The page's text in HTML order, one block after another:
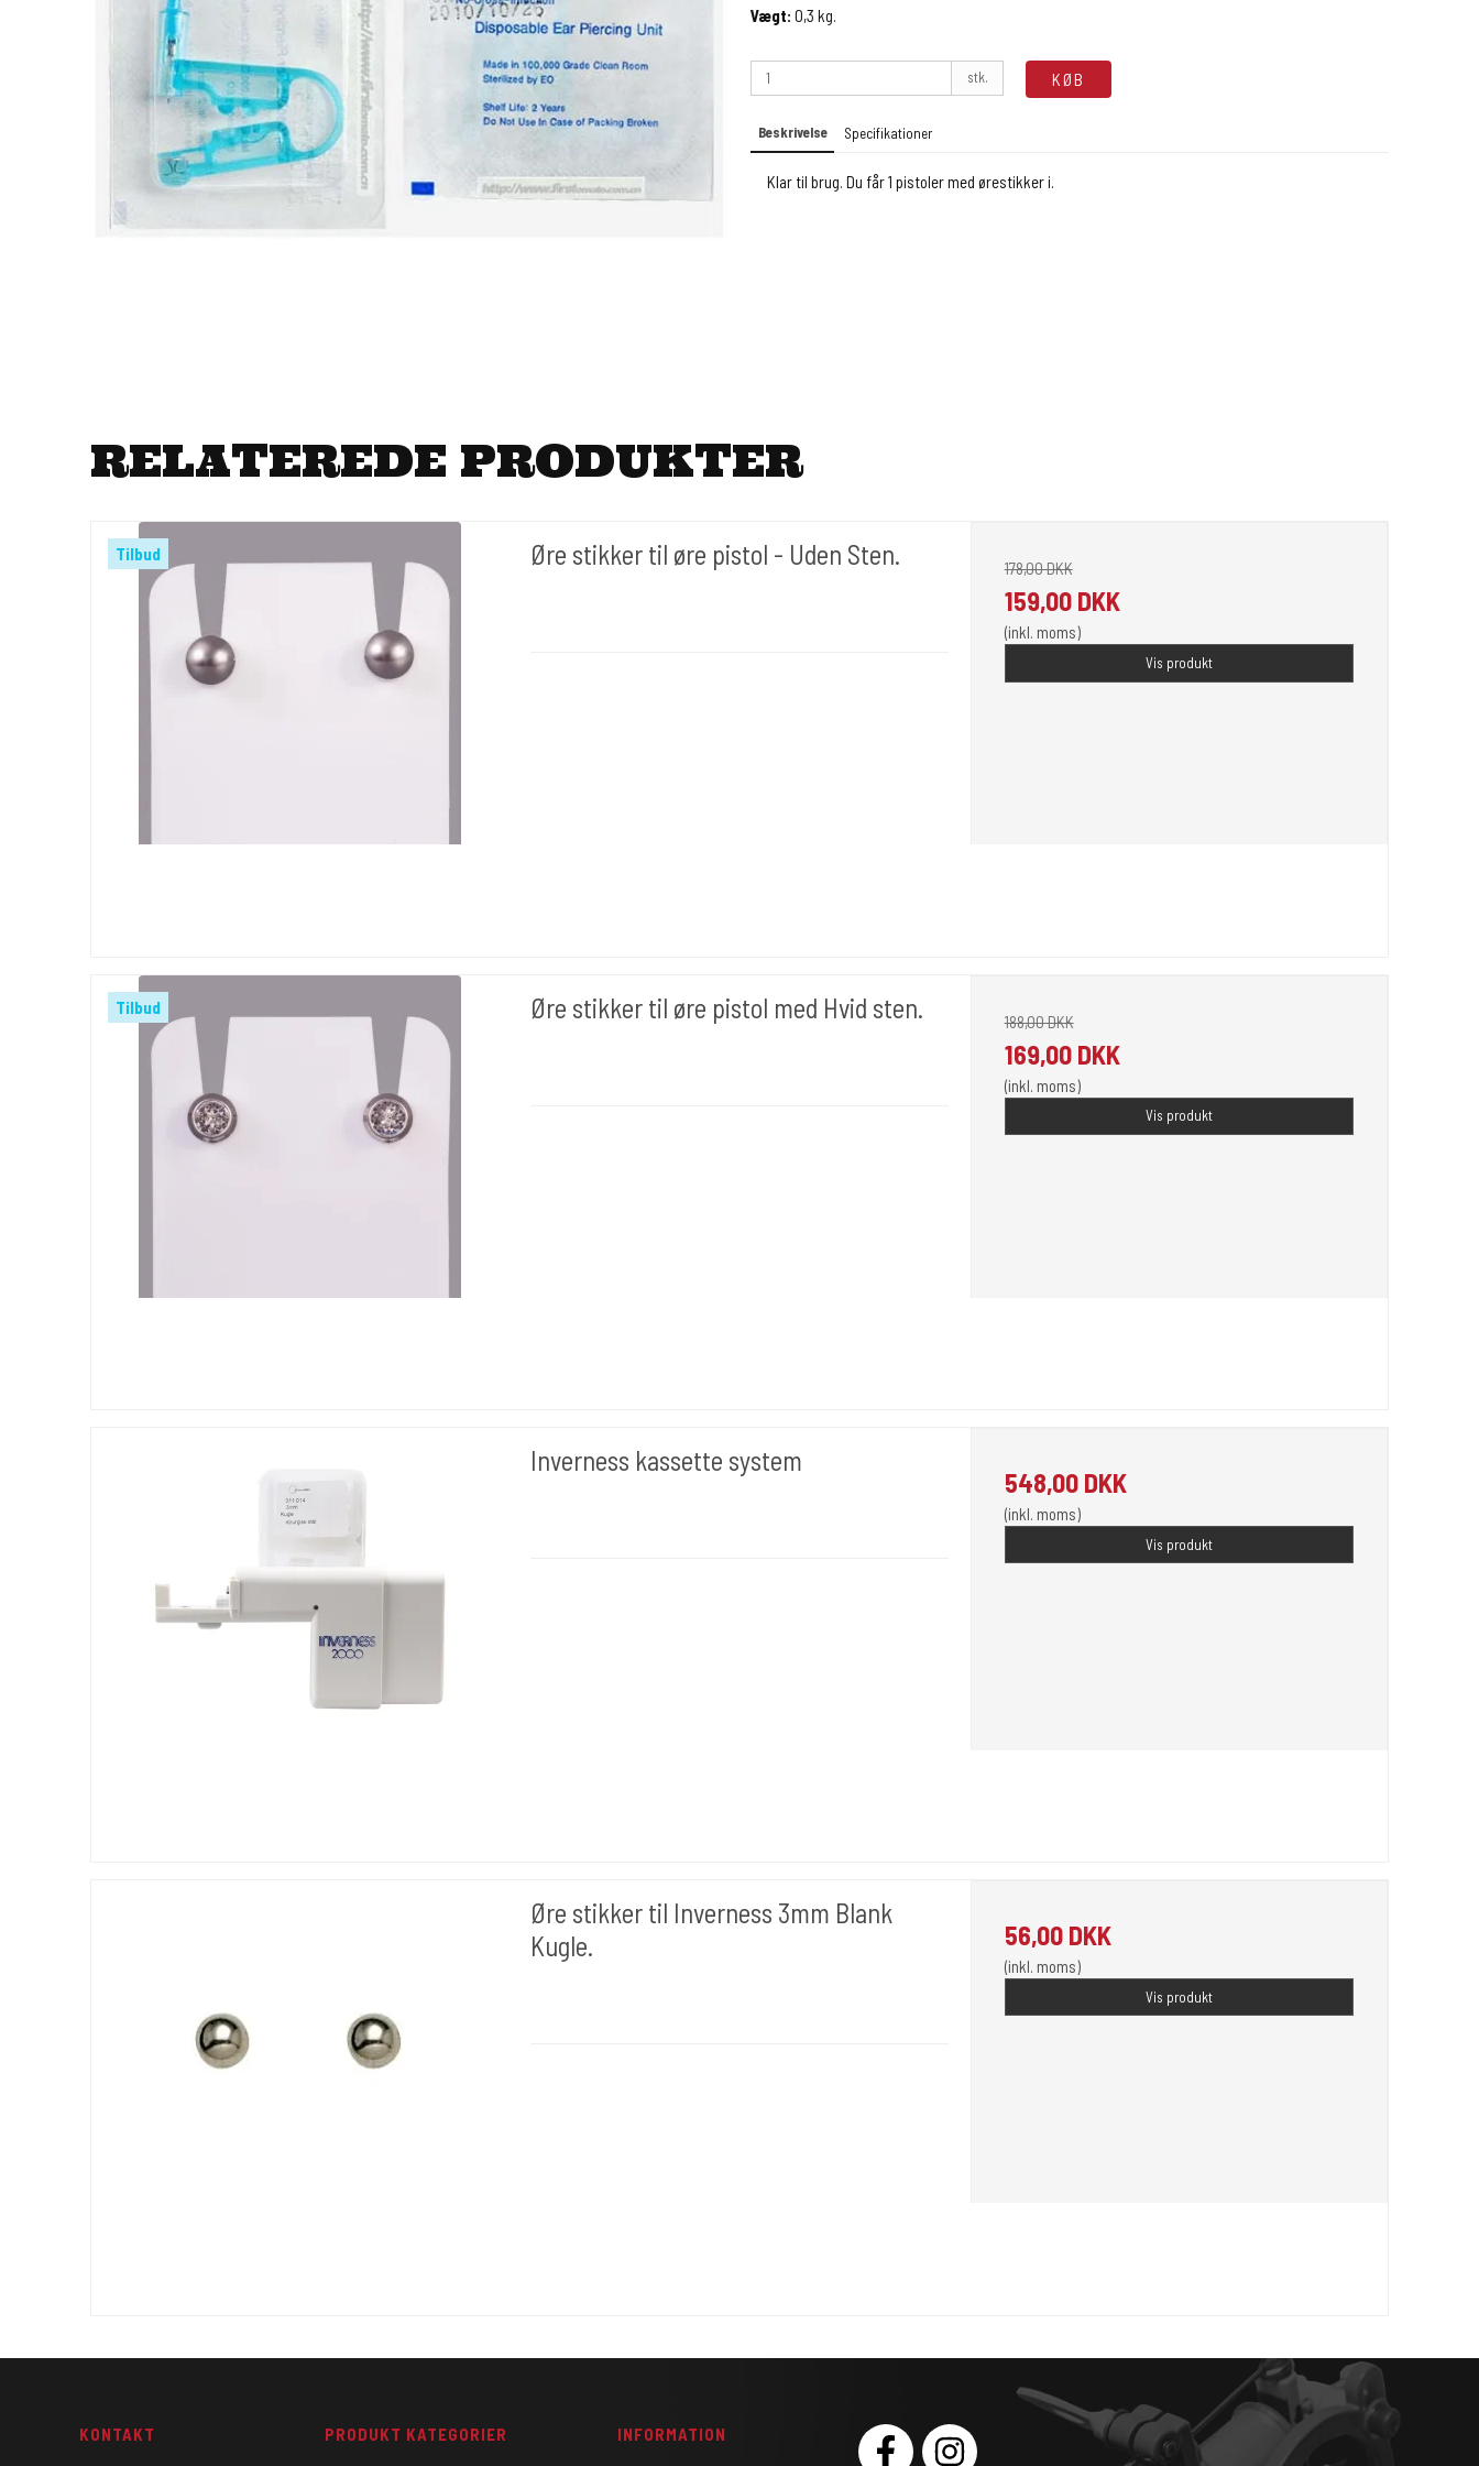
Vægt: 0,3 kg.
stk. KØB
Beskrivelse Specifikationer
Klar til brug. Du får 1 pistoler med ørestikker i.
RELATEREDE PRODUKTER
Tilbud Øre stikker til øre pistol - Uden Sten. 178,00 DKK
159,00 DKK
(inkl. moms)
Vis produkt
Tilbud Øre stikker til øre pistol med Hvid sten. 188,00 DKK
169,00 DKK
(inkl. moms)
Vis produkt
Inverness kassette system
548,00 DKK
(inkl. moms)
Vis produkt
Øre stikker til Inverness 3mm Blank
Kugle.
56,00 DKK
(inkl. moms)
Vis produkt
KONTAKT PRODUKT KATEGORIER INFORMATION SOCIAL